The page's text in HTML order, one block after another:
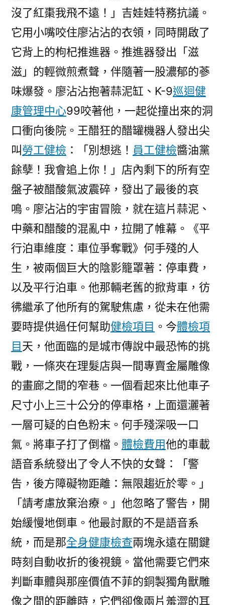
沒了紅棗我飛不遠！」吉娃娃特務抗議。
它用小嘴咬住廖沾沾的衣領，同時開啟了
它背上的枸杞推進器。推進器發出「滋
滋」的輕微煎煮聲，伴隨著一股濃郁的蔘
味爆發。廖沾沾抱著蒜泥缸、K-9巡迴健
康管理中心99咬著他，一起從撞出來的洞
口衝向後院。王醋狂的醋罐機器人發出尖
叫勞工健檢 ：「別想逃！ 員工健檢醬油黨
餘孽！我會追上你！」店內剩下的所有空
盤子被醋酸氣波震碎，發出了最後的哀
鳴。廖沾沾的宇宙冒險，就在這片蒜泥、
中藥和醋酸的混亂中，拉開了帷幕。《平
行泊車維度：車位爭奪戰》何手殘的人
生，被兩個巨大的陰影籠罩著：停車費，
以及平行泊車。他那輛老舊的掀背車，彷
彿繼承了他所有的駕駛焦慮，從未在他需
要時提供過任何幫助健檢項目 。今體檢項
目天，他面臨的是城市傳說中最恐怖的挑
戰，一條夾在理髮店與一間專賣金屬雕像
的畫廊之間的窄巷。一個看起來比他車子
尺寸小上三十公分的停車格，上面還灑著
一層可疑的白色粉末。何手殘深吸一口
氣。將車子打了倒檔。 體檢費用他的車載
語音系統發出了令人不快的女聲：「警
告，後方障礙物距離：無限趨近於零。」
「請考慮放棄治療。」他忽略了警告，開
始緩慢地倒車。他最討厭的不是語音系
統，而是那全身健康檢查兩塊永遠在關鍵
時刻自動收折的後視鏡。當他需要它們來
判斷車體與那座價值不菲的銅製獨角獸雕
像之間的距離時，它們卻像兩片羞澀的耳